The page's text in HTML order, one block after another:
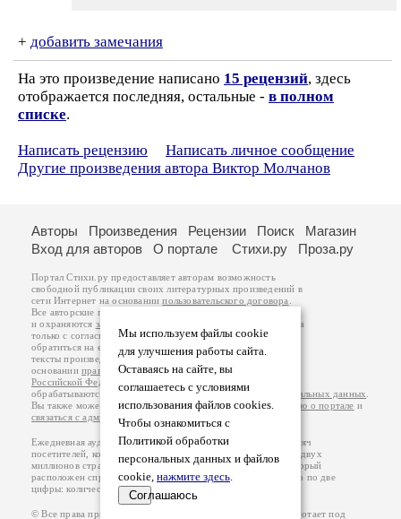
+ добавить замечания
На это произведение написано 15 рецензий, здесь
отображается последняя, остальные - в полном
списке.
Написать рецензию
Написать личное сообщение
Другие произведения автора Виктор Молчанов
Мы используем файлы cookie
для улучшения работы сайта.
Оставаясь на сайте, вы
соглашаетесь с условиями
использования файлов cookies.
Чтобы ознакомиться с
Политикой обработки
персональных данных и файлов
cookie, нажмите здесь.
Соглашаюсь
Авторы Произведения Рецензии Поиск
Магазин
Вход для авторов
О портале Стихи.ру Проза.ру
Портал Стихи.ру предоставляет авторам возможность
свободной публикации своих литературных произведений в
сети Интернет на основаниипользовательского договора
Все авторские права на произведения принадлежат авторам
и охраняются законом
. Перепечатка произведений возможна
только с согласия его автора, к которому вы можете
обратиться на его авторской странице. Ответственность за
тексты произведений авторы несут самостоятельно на
основанииправил публикацииизаконодательства
Российской Федерации
обрабатываются на основанииПолитики обработки персональных данных
Вы также можете посмотреть более подробнуюинформацию о портале и
связаться с администрацией
Ежедневная аудитория портала Стихи.ру – порядка 200 тысяч
посетителей, которые в общей сумме просматривают более двух
миллионов страниц по данным счетчика посещаемости, который
расположен справа от этого текста. В каждой графе указано по две
цифры: количество просмотров и количество посетителей.
© Все права принадлежат авторам, 2000-2026. Портал работает под